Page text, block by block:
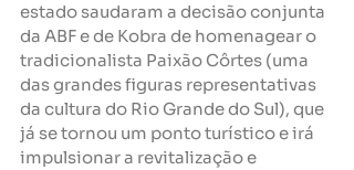
estado saudaram a decisão conjunta
da ABF e de Kobra de homenagear o
tradicionalista Paixão Côrtes (uma
das grandes figuras representativas
da cultura do Rio Grande do Sul), que
já se tornou um ponto turístico e irá
impulsionar a revitalização e